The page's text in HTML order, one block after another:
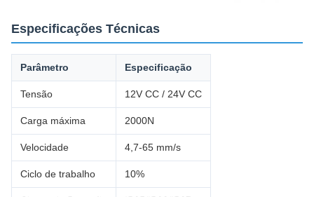
Especificações Técnicas
Parâmetro Especificação
Tensão 12V CC / 24V CC
Carga máxima 2000N
Velocidade 4,7-65 mm/s
Ciclo de trabalho 10%